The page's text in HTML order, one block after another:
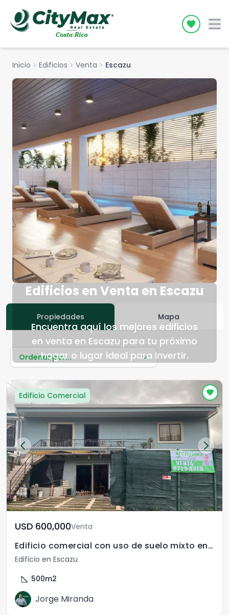
Icon
Inicio chevron_right Edificios chevron_right Venta chevron_right Escazu
Edificios en Venta en Escazu
Encuentra aquí los mejores edificios
en venta en Escazu para tu próximo
hogar o lugar ideal para invertir.
Propiedades Mapa
Ordenar por...
Edificio Comercial
USD	600,000Venta
Edificio comercial con uso de suelo mixto en Escazú
Edificio en Escazu
square_foot 500m2
Jorge Miranda